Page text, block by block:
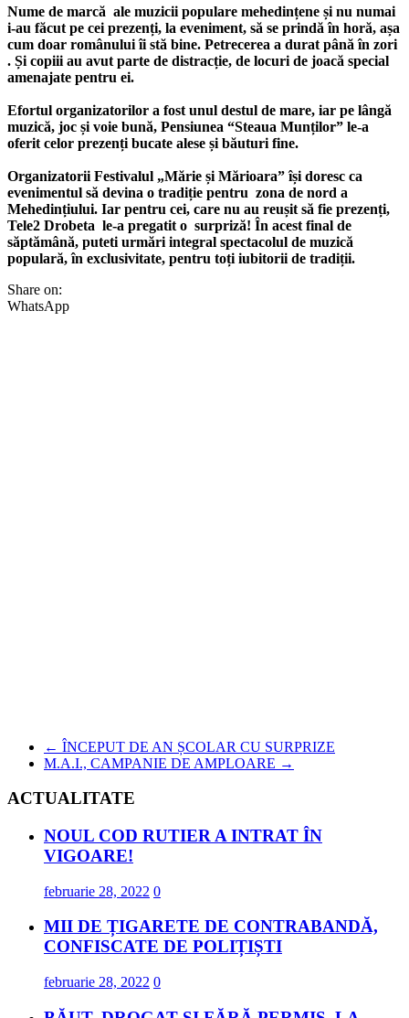
Nume de marcă ale muzicii populare mehedințene și nu numai
i-au făcut pe cei prezenți, la eveniment, să se prindă în horă, așa
cum doar românului îi stă bine. Petrecerea a durat până în zori
. Și copiii au avut parte de distracție, de locuri de joacă special
amenajate pentru ei.
Efortul organizatorilor a fost unul destul de mare, iar pe lângă
muzică, joc și voie bună, Pensiunea “Steaua Munților” le-a
oferit celor prezenți bucate alese și băuturi fine.
Organizatorii Festivalul „Mărie și Mărioara” își doresc ca
evenimentul să devina o tradiție pentru zona de nord a
Mehedințiului. Iar pentru cei, care nu au reușit să fie prezenți,
Tele2 Drobeta le-a pregatit o surpriză! În acest final de
săptămână, puteti urmări integral spectacolul de muzică
populară, în exclusivitate, pentru toți iubitorii de tradiții.
Share on:
WhatsApp
← ÎNCEPUT DE AN ȘCOLAR CU SURPRIZE
M.A.I., CAMPANIE DE AMPLOARE →
ACTUALITATE
NOUL COD RUTIER A INTRAT ÎN
VIGOARE!
februarie 28, 2022 0
MII DE ȚIGARETE DE CONTRABANDĂ,
CONFISCATE DE POLIȚIȘTI
februarie 28, 2022 0